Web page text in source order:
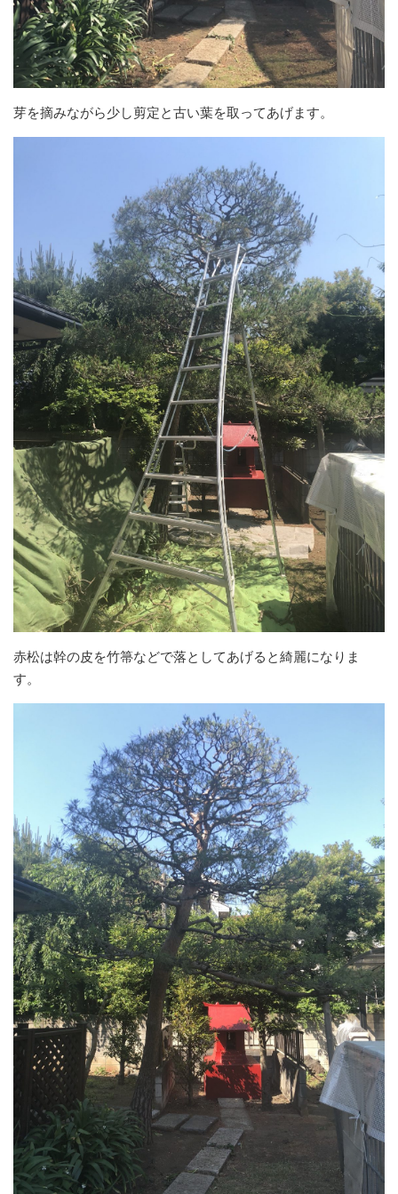
芽を摘みながら少し剪定と古い葉を取ってあげます。
赤松は幹の皮を竹箒などで落としてあげると綺麗になりま
す。